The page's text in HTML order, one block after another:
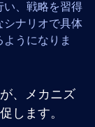
い、戦略を習得
シナリオで具体
うになりま
、メカニズ
します。